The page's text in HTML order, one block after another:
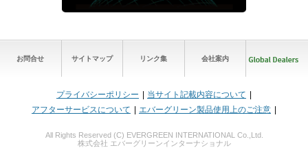
お問合せ サイトマップ リンク集 会社案内
プライバシーポリシー
当サイト記載内容について
アフターサービスについて
エバーグリーン製品使用上のご注意
All Rights Reserved (C) EVERGREEN INTERNATIONAL Co.,Ltd.
株式会社 エバーグリーンインターナショナル